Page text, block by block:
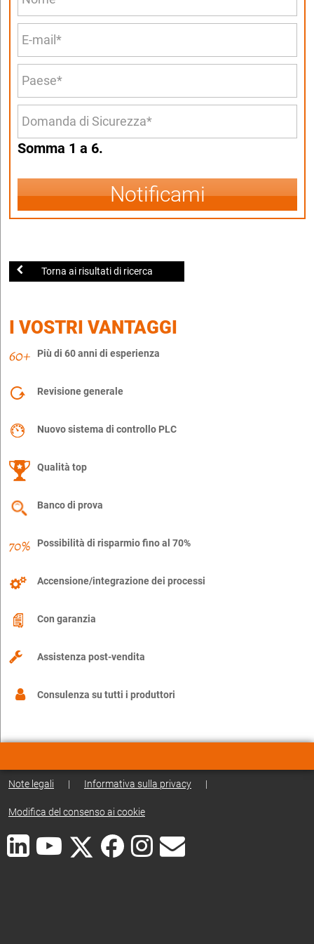
Somma 1 a 6.
Notificami
Torna ai risultati di ricerca
I VOSTRI VANTAGGI
Più di 60 anni di esperienza
Revisione generale
Nuovo sistema di controllo PLC
Qualità top
Banco di prova
Possibilità di risparmio fino al 70%
Accensione/integrazione dei processi
Con garanzia
Assistenza post-vendita
Consulenza su tutti i produttori
Note legali | Informativa sulla privacy |
Modifica del consenso ai cookie